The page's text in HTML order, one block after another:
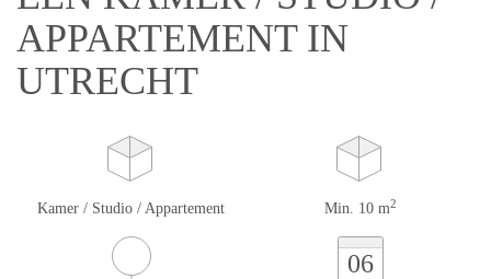
APPARTEMENT IN
UTRECHT
Kamer / Studio / Appartement Min. 10 m2
06